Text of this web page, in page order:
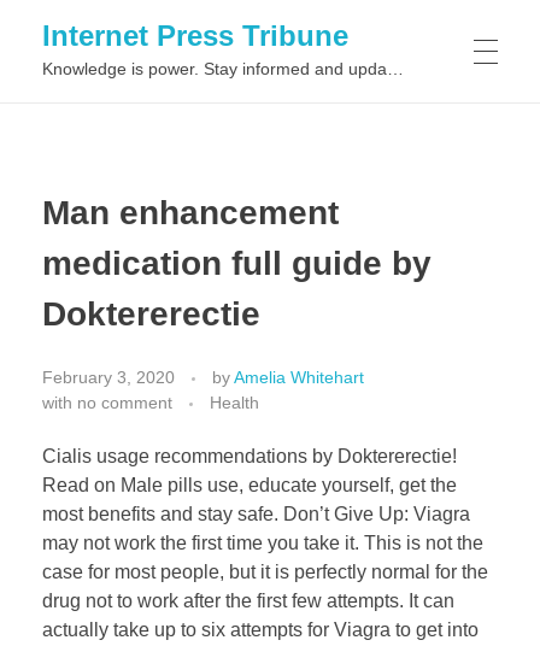
Internet Press Tribune
Man enhancement
medication full guide by
Doktererectie
February 3, 2020 byAmelia Whitehart
with no comment Health
Cialis usage recommendations by Doktererectie!
Read on Male pills use, educate yourself, get the
most benefits and stay safe. Don’t Give Up: Viagra
may not work the first time you take it. This is not the
case for most people, but it is perfectly normal for the
drug not to work after the first few attempts. It can
actually take up to six attempts for Viagra to get into